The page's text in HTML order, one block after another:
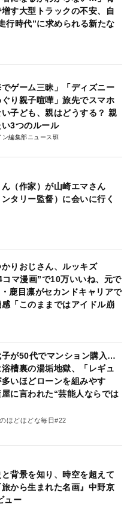
す大型トラックの不安、自
行時代”に求められる新たな
でゲーム三昧」「ディズニー
り親子喧嘩」旅先でスマホ
子ども、親はどうする？ 親
い3つのルール
ン編集部ニュース班
（作家）が山崎エマさん
ンタリー監督）に会いに行く
りおじさん、ルッキズ
マ漫画”で10万いいね、元で
鹿目凛がセカンドキャリアで
「このままではアイドル崩
子が50代でマンション購入…
槽裏の湯垢地獄、「レギュ
いほどローンを組みやす
に言われた“芸能人ならでは
ほどほどな毎日#22
背景を知り、時空を超えて
から生まれた名画』中野京
ュー